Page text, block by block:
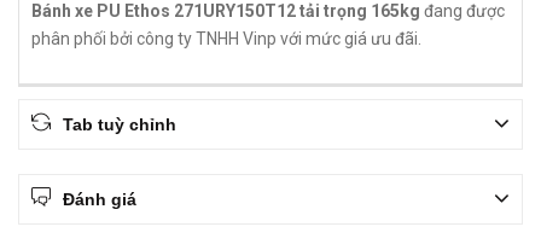
Bánh xe PU Ethos 271URY150T12 tải trọng 165kg đang được
phân phối bởi công ty TNHH Vinp với mức giá ưu đãi.
Tab tuỳ chỉnh
Đánh giá